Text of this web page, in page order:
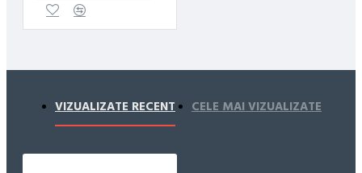
VIZUALIZATE RECENT CELE MAI VIZUALIZATE